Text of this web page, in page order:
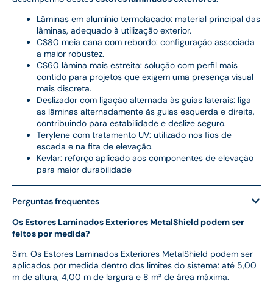
Lâminas em alumínio termolacado: material principal das
lâminas, adequado à utilização exterior.
CS80 meia cana com rebordo: configuração associada
a maior robustez.
CS60 lâmina mais estreita: solução com perfil mais
contido para projetos que exigem uma presença visual
mais discreta.
Deslizador com ligação alternada às guias laterais: liga
as lâminas alternadamente às guias esquerda e direita,
contribuindo para estabilidade e deslize seguro.
Terylene com tratamento UV: utilizado nos fios de
escada e na fita de elevação.
Kevlar: reforço aplicado aos componentes de elevação
para maior durabilidade
Perguntas frequentes
Os Estores Laminados Exteriores MetalShield podem ser
feitos por medida?
Sim. Os Estores Laminados Exteriores MetalShield podem ser
aplicados por medida dentro dos limites do sistema: até 5,00
m de altura, 4,00 m de largura e 8 m² de área máxima.